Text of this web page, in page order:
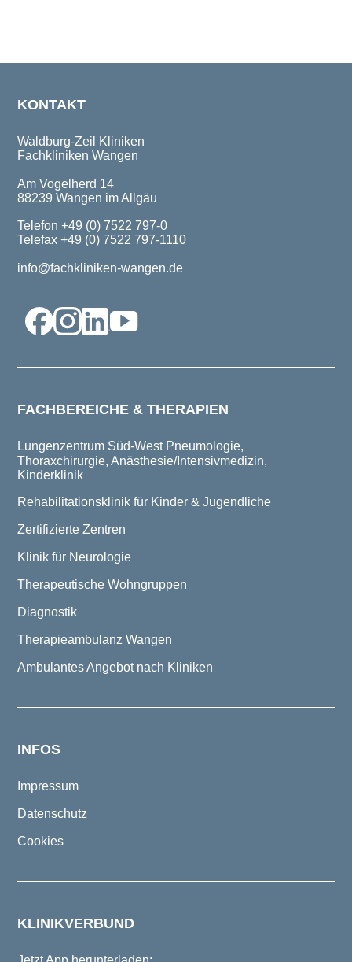
KONTAKT
Waldburg-Zeil Kliniken
Fachkliniken Wangen
Am Vogelherd 14
88239 Wangen im Allgäu
Telefon +49 (0) 7522 797-0
Telefax +49 (0) 7522 797-1110
info@fachkliniken-wangen.de
FACHBEREICHE & THERAPIEN
Lungenzentrum Süd-West Pneumologie,
Thoraxchirurgie, Anästhesie/Intensivmedizin,
Kinderklinik
Rehabilitationsklinik für Kinder & Jugendliche
Zertifizierte Zentren
Klinik für Neurologie
Therapeutische Wohngruppen
Diagnostik
Therapieambulanz Wangen
Ambulantes Angebot nach Kliniken
INFOS
Impressum
Datenschutz
Cookies
KLINIKVERBUND